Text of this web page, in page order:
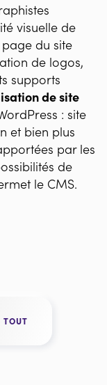
visuelle de
du site
de logos,
supports
de site
: site
et bien plus
par les
de
le CMS.
TOUT